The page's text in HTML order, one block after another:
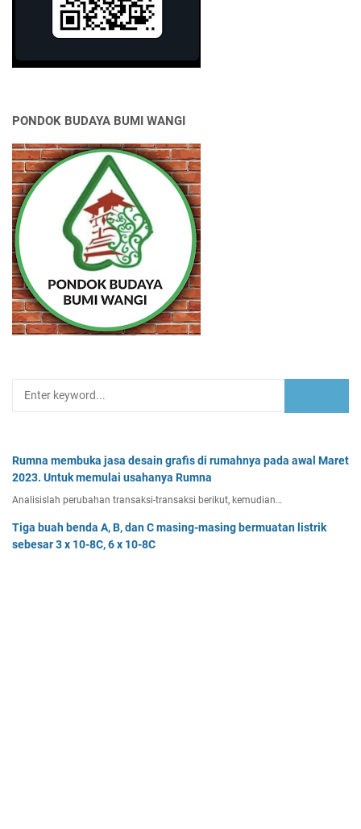
PONDOK BUDAYA BUMI WANGI
Rumna membuka jasa desain grafis di rumahnya pada awal Maret
2023. Untuk memulai usahanya Rumna
Analisislah perubahan transaksi-transaksi berikut, kemudian…
Tiga buah benda A, B, dan C masing-masing bermuatan listrik
sebesar 3 x 10-8C, 6 x 10-8C